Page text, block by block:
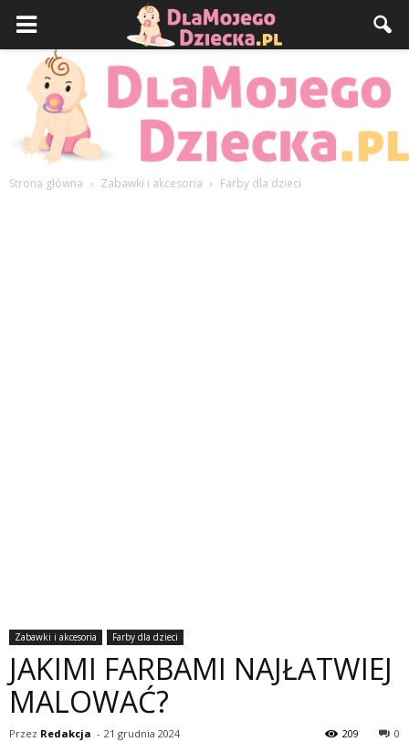
Strona główna Zabawki i akcesoria Farby dla dzieci
Zabawki i akcesoria Farby dla dzieci
JAKIMI FARBAMI NAJŁATWIEJ
MALOWAĆ?
Przez Redakcja - 21 grudnia 2024 0
209